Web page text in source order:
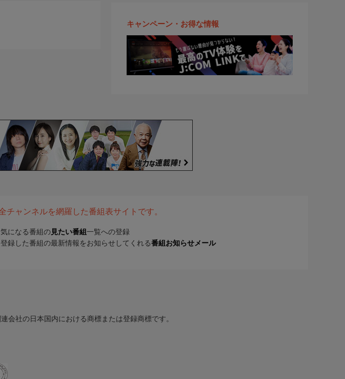
キャンペーン・お得な情報
チャンネルを網羅した番組表サイトです。
気になる番組の 見たい番組 一覧への登録
登録した番組の最新情報をお知らせしてくれる番組お知らせメール
会社の日本国内における商標または登録商標です。